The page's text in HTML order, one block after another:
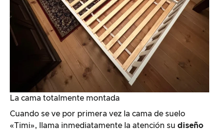
La cama totalmente montada
Cuando se ve por primera vez la cama de suelo
«Timi», llama inmediatamente la atención su diseño